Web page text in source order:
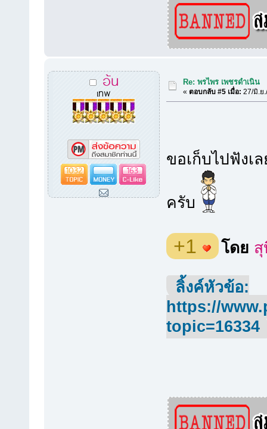
อ้น
เทพ
1032 163
Re: พรไพร เพชรดำเนิน
«ตอบกลับ #5 เมื่อ: 27/มิ.ย
ขอเก็บไปฟังเ
ครับ
+1 โดย
ลิ้งค์หัวข้อ:
https://
topic=16334